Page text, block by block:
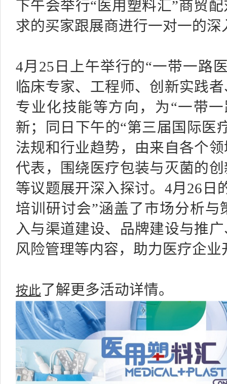
下午会举行“医用塑料汇”商贸
求的买家跟展商进行一对一的
4月25日上午举行的“一带一路
临床专家、工程师、创新实践
专业化技能等方向，为“一带
新；同日下午的“第三届国际医
法规和行业趋势，由来自各个
代表，围绕医疗包装与灭菌的
等议题展开深入探讨。4月26日
培训研讨会”涵盖了市场分析
入与渠道建设、品牌建设与推
风险管理等内容，助力医疗企
按此了解更多活动详情。